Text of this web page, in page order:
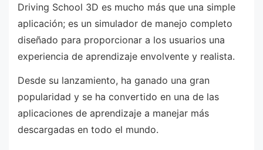
Driving School 3D es mucho más que una simple
aplicación; es un simulador de manejo completo
diseñado para proporcionar a los usuarios una
experiencia de aprendizaje envolvente y realista.
Desde su lanzamiento, ha ganado una gran
popularidad y se ha convertido en una de las
aplicaciones de aprendizaje a manejar más
descargadas en todo el mundo.